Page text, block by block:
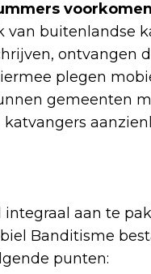
voorkomen
buitenlandse
ontvangen
plegen
gemeenten
aan te
Banditisme
punten: